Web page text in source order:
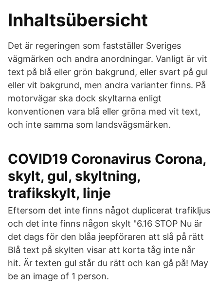
Inhaltsübersicht
Det är regeringen som fastställer Sveriges
vägmärken och andra anordningar. Vanligt är vit
text på blå eller grön bakgrund, eller svart på gul
eller vit bakgrund, men andra varianter finns. På
motorvägar ska dock skyltarna enligt
konventionen vara blå eller gröna med vit text,
och inte samma som landsvägsmärken.
COVID19 Coronavirus Corona,
skylt, gul, skyltning,
trafikskylt, linje
Eftersom det inte finns något duplicerat trafikljus
och det inte finns någon skylt "6.16 STOP Nu är
det dags för den blåa jeepföraren att slå på rätt
Blå text på skylten visar att korta tåg inte når
hit. Är texten gul står du rätt och kan gå på! May
be an image of 1 person.